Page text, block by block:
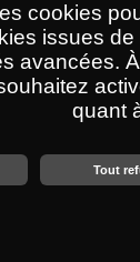
cookies
issues
avancées.
quant
des Tout